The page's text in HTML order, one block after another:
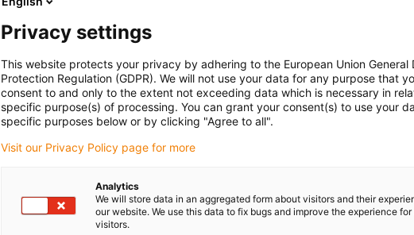
Privacy settings
This website protects your privacy by adhering to the European Union General
Protection Regulation (GDPR). We will not use your data for any purpose that
consent to and only to the extent not exceeding data which is necessary in
specific purpose(s) of processing. You can grant your consent(s) to use your
specific purposes below or by clicking "Agree to all".
Visit our Privacy Policy page for more
Analytics
We will store data in an aggregated form about visitors and their
our website. We use this data to fix bugs and improve the experience for
visitors.